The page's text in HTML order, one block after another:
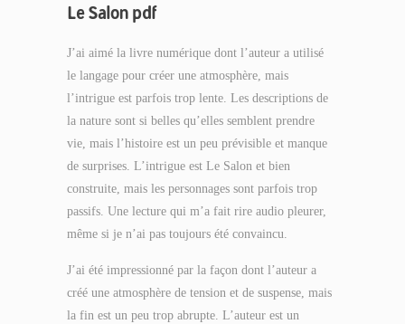
Le Salon pdf
J’ai aimé la livre numérique dont l’auteur a utilisé
le langage pour créer une atmosphère, mais
l’intrigue est parfois trop lente. Les descriptions de
la nature sont si belles qu’elles semblent prendre
vie, mais l’histoire est un peu prévisible et manque
de surprises. L’intrigue est Le Salon et bien
construite, mais les personnages sont parfois trop
passifs. Une lecture qui m’a fait rire audio pleurer,
même si je n’ai pas toujours été convaincu.
J’ai été impressionné par la façon dont l’auteur a
créé une atmosphère de tension et de suspense, mais
la fin est un peu trop abrupte. L’auteur est un